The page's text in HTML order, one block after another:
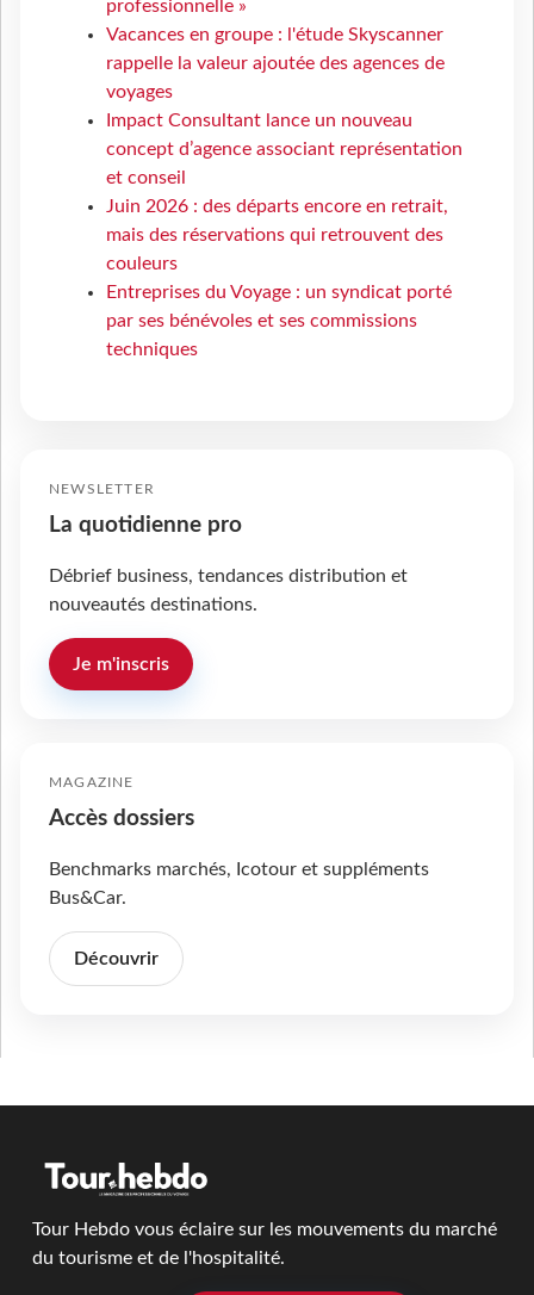
professionnelle »
Vacances en groupe : l'étude Skyscanner
rappelle la valeur ajoutée des agences de
voyages
Impact Consultant lance un nouveau
concept d’agence associant représentation
et conseil
Juin 2026 : des départs encore en retrait,
mais des réservations qui retrouvent des
couleurs
Entreprises du Voyage : un syndicat porté
par ses bénévoles et ses commissions
techniques
NEWSLETTER
La quotidienne pro
Débrief business, tendances distribution et
nouveautés destinations.
Je m'inscris
MAGAZINE
Accès dossiers
Benchmarks marchés, Icotour et suppléments
Bus&Car.
Découvrir
Tour Hebdo vous éclaire sur les mouvements du marché
du tourisme et de l'hospitalité.